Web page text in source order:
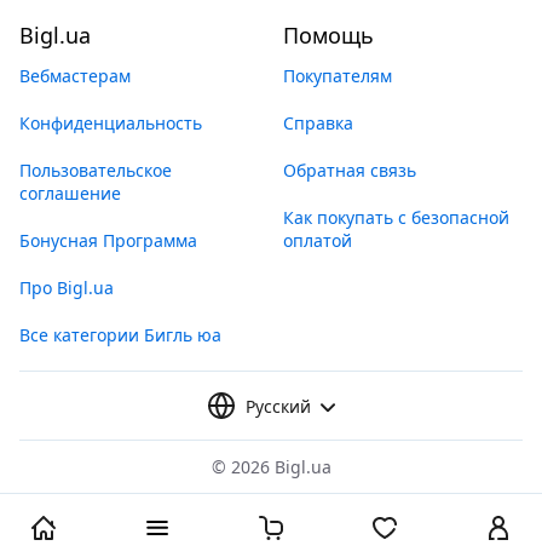
Bigl.ua
Вебмастерам
Конфиденциальность
Пользовательское
соглашение
Бонусная Программа
Про Bigl.ua
Все категории Бигль юа
Помощь
Покупателям
Справка
Обратная связь
Как покупать с безопасной
оплатой
Русский
© 2026 Bigl.ua